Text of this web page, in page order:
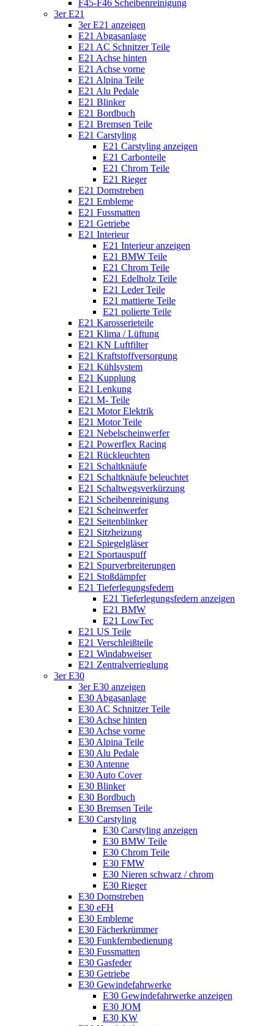
F45-F46 Scheibenreinigung
3er E21
3er E21 anzeigen
E21 Abgasanlage
E21 AC Schnitzer Teile
E21 Achse hinten
E21 Achse vorne
E21 Alpina Teile
E21 Alu Pedale
E21 Blinker
E21 Bordbuch
E21 Bremsen Teile
E21 Carstyling
E21 Carstyling anzeigen
E21 Carbonteile
E21 Chrom Teile
E21 Rieger
E21 Domstreben
E21 Embleme
E21 Fussmatten
E21 Getriebe
E21 Interieur
E21 Interieur anzeigen
E21 BMW Teile
E21 Chrom Teile
E21 Edelholz Teile
E21 Leder Teile
E21 mattierte Teile
E21 polierte Teile
E21 Karosserieteile
E21 Klima / Lüftung
E21 KN Luftfilter
E21 Kraftstoffversorgung
E21 Kühlsystem
E21 Kupplung
E21 Lenkung
E21 M- Teile
E21 Motor Elektrik
E21 Motor Teile
E21 Nebelscheinwerfer
E21 Powerflex Racing
E21 Rückleuchten
E21 Schaltknäufe
E21 Schaltknäufe beleuchtet
E21 Schaltwegsverkürzung
E21 Scheibenreinigung
E21 Scheinwerfer
E21 Seitenblinker
E21 Sitzheizung
E21 Spiegelgläser
E21 Sportauspuff
E21 Spurverbreiterungen
E21 Stoßdämpfer
E21 Tieferlegungsfedern
E21 Tieferlegungsfedern anzeigen
E21 BMW
E21 LowTec
E21 US Teile
E21 Verschleißteile
E21 Windabweiser
E21 Zentralverrieglung
3er E30
3er E30 anzeigen
E30 Abgasanlage
E30 AC Schnitzer Teile
E30 Achse hinten
E30 Achse vorne
E30 Alpina Teile
E30 Alu Pedale
E30 Antenne
E30 Auto Cover
E30 Blinker
E30 Bordbuch
E30 Bremsen Teile
E30 Carstyling
E30 Carstyling anzeigen
E30 BMW Teile
E30 Chrom Teile
E30 FMW
E30 Nieren schwarz / chrom
E30 Rieger
E30 Domstreben
E30 eFH
E30 Embleme
E30 Fächerkrümmer
E30 Funkfernbedienung
E30 Fussmatten
E30 Gasfeder
E30 Getriebe
E30 Gewindefahrwerke
E30 Gewindefahrwerke anzeigen
E30 JOM
E30 KW